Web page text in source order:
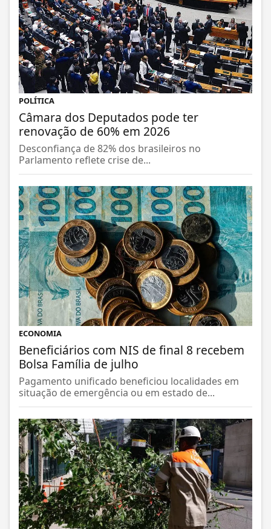
POLÍTICA
Câmara dos Deputados pode ter
renovação de 60% em 2026
Desconfiança de 82% dos brasileiros no
Parlamento reflete crise de...
ECONOMIA
Beneficiários com NIS de final 8 recebem
Bolsa Família de julho
Pagamento unificado beneficiou localidades em
situação de emergência ou em estado de...